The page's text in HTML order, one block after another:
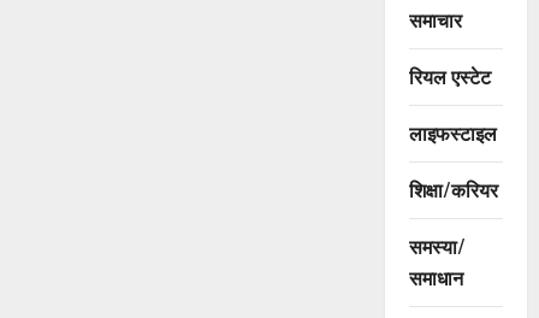
समाचार
रियल एस्टेट
लाइफस्टाइल
शिक्षा/करियर
समस्या/
समाधान